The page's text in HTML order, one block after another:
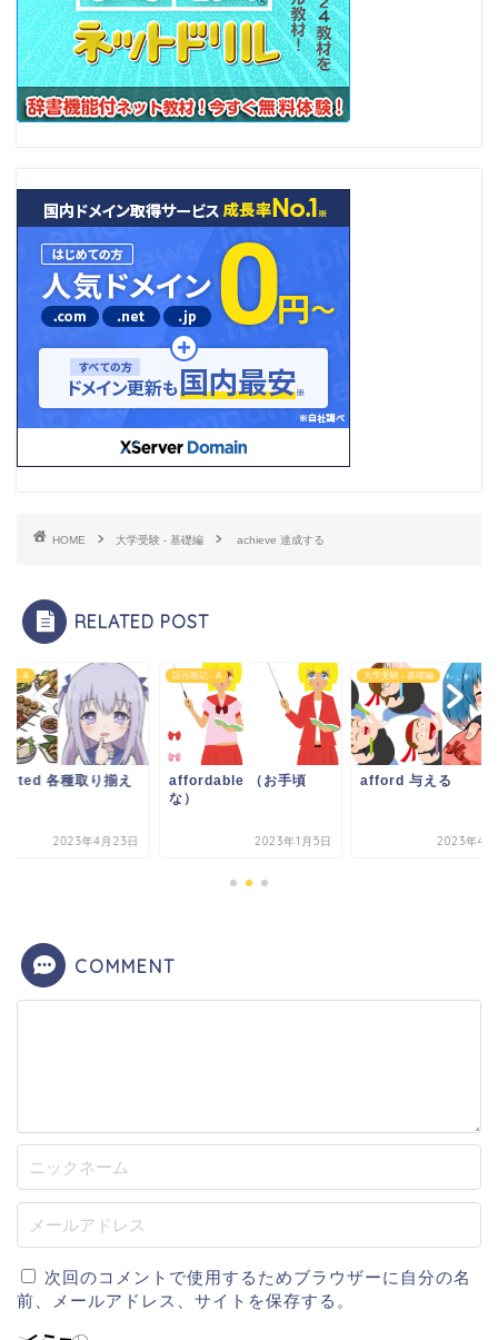
HOME 大学受験 - 基礎編 achieve 達成する
RELATED POST
記 - A
各種取り揃え
2023年4月23日
語呂暗記 - A
affordable （お手頃
な）
2023年1月5日
大学受験 - 基礎編
afford 与える
2023年4
COMMENT
次回のコメントで使用するためブラウザーに自分の名
前、メールアドレス、サイトを保存する。